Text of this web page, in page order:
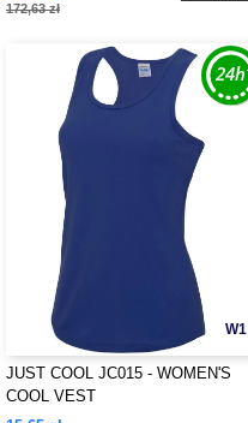
172,63 zł
W1
JUST COOL JC015 - WOMEN'S
COOL VEST